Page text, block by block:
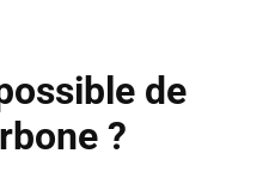
de
?